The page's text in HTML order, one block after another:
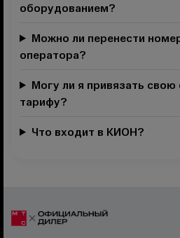
оборудованием?
Можно ли перенести
оператора?
Могу ли я привязать
тарифу?
Что входит в КИОН?